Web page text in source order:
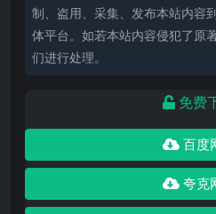
制、盗用、采集、发布本站内容
体平台。如若本站内容侵犯了原
们进行处理。
免费
百度
夸克